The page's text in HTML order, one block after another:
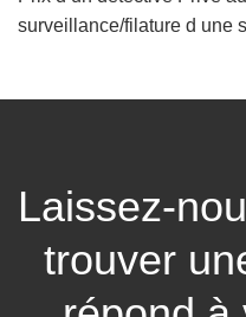
surveillance/filature d une
Laissez-
trouver